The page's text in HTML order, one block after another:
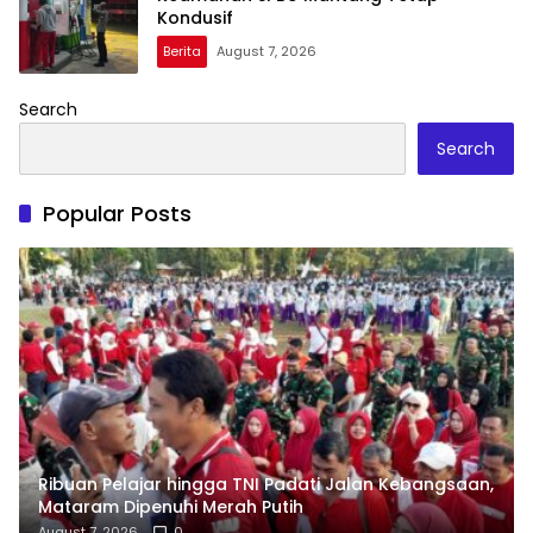
Kondusif
Berita August 7, 2026
Search
Search
Popular Posts
Ribuan Pelajar hingga TNI Padati Jalan Kebangsaan,
Mataram Dipenuhi Merah Putih